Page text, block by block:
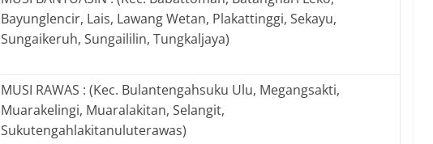
Bayunglencir, Lais, Lawang Wetan, Plakattinggi, Sekayu,
Sungaikeruh, Sungaililin, Tungkaljaya)
MUSI RAWAS : (Kec. Bulantengahsuku Ulu, Megangsakti,
Muarakelingi, Muaralakitan, Selangit,
Sukutengahlakitanuluterawas)